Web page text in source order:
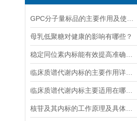
母乳低聚糖对健康的影响有哪些？